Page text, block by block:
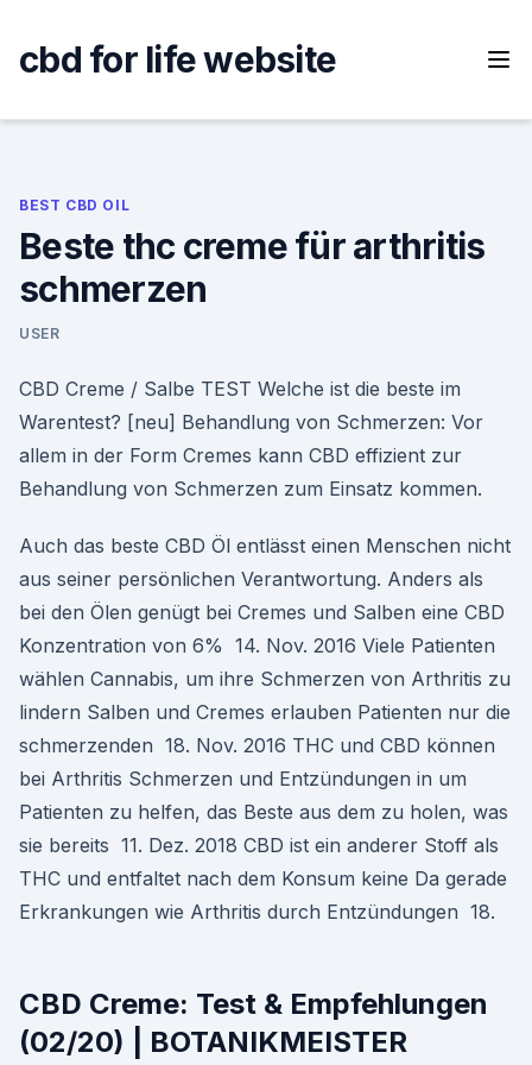
content
cbd for life website
BEST CBD OIL
Beste thc creme für arthritis
schmerzen
USER
CBD Creme / Salbe TEST Welche ist die beste im
Warentest? [neu] Behandlung von Schmerzen: Vor
allem in der Form Cremes kann CBD effizient zur
Behandlung von Schmerzen zum Einsatz kommen.
Auch das beste CBD Öl entlässt einen Menschen nicht
aus seiner persönlichen Verantwortung. Anders als
bei den Ölen genügt bei Cremes und Salben eine CBD
Konzentration von 6% 14. Nov. 2016 Viele Patienten
wählen Cannabis, um ihre Schmerzen von Arthritis zu
lindern Salben und Cremes erlauben Patienten nur die
schmerzenden 18. Nov. 2016 THC und CBD können
bei Arthritis Schmerzen und Entzündungen in um
Patienten zu helfen, das Beste aus dem zu holen, was
sie bereits 11. Dez. 2018 CBD ist ein anderer Stoff als
THC und entfaltet nach dem Konsum keine Da gerade
Erkrankungen wie Arthritis durch Entzündungen 18.
CBD Creme: Test & Empfehlungen
(02/20) | BOTANIKMEISTER